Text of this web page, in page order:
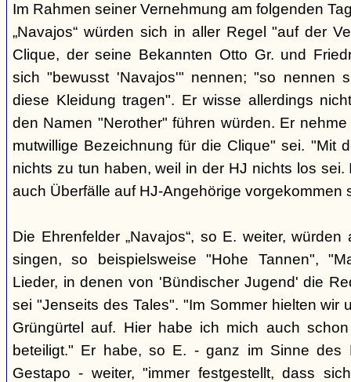
Im Rahmen seiner Vernehmung am folgenden
„Navajos“ würden sich in aller Regel "auf der
Clique, der seine Bekannten Otto Gr. und
sich "bewusst 'Navajos'" nennen; "so nennen
diese Kleidung tragen". Er wisse allerdings
den Namen "Nerother" führen würden. Er
mutwillige Bezeichnung für die Clique" sei. "Mit
nichts zu tun haben, weil in der HJ nichts los
auch Überfälle auf HJ-Angehörige vorgekommen
Die Ehrenfelder „Navajos“, so E. weiter,
singen, so beispielsweise "Hohe Tannen",
Lieder, in denen von 'Bündischer Jugend' die
sei "Jenseits des Tales". "Im Sommer hielten wir
Grüngürtel auf. Hier habe ich mich auch
beteiligt." Er habe, so E. - ganz im Sinne des
Gestapo - weiter, "immer festgestellt, dass